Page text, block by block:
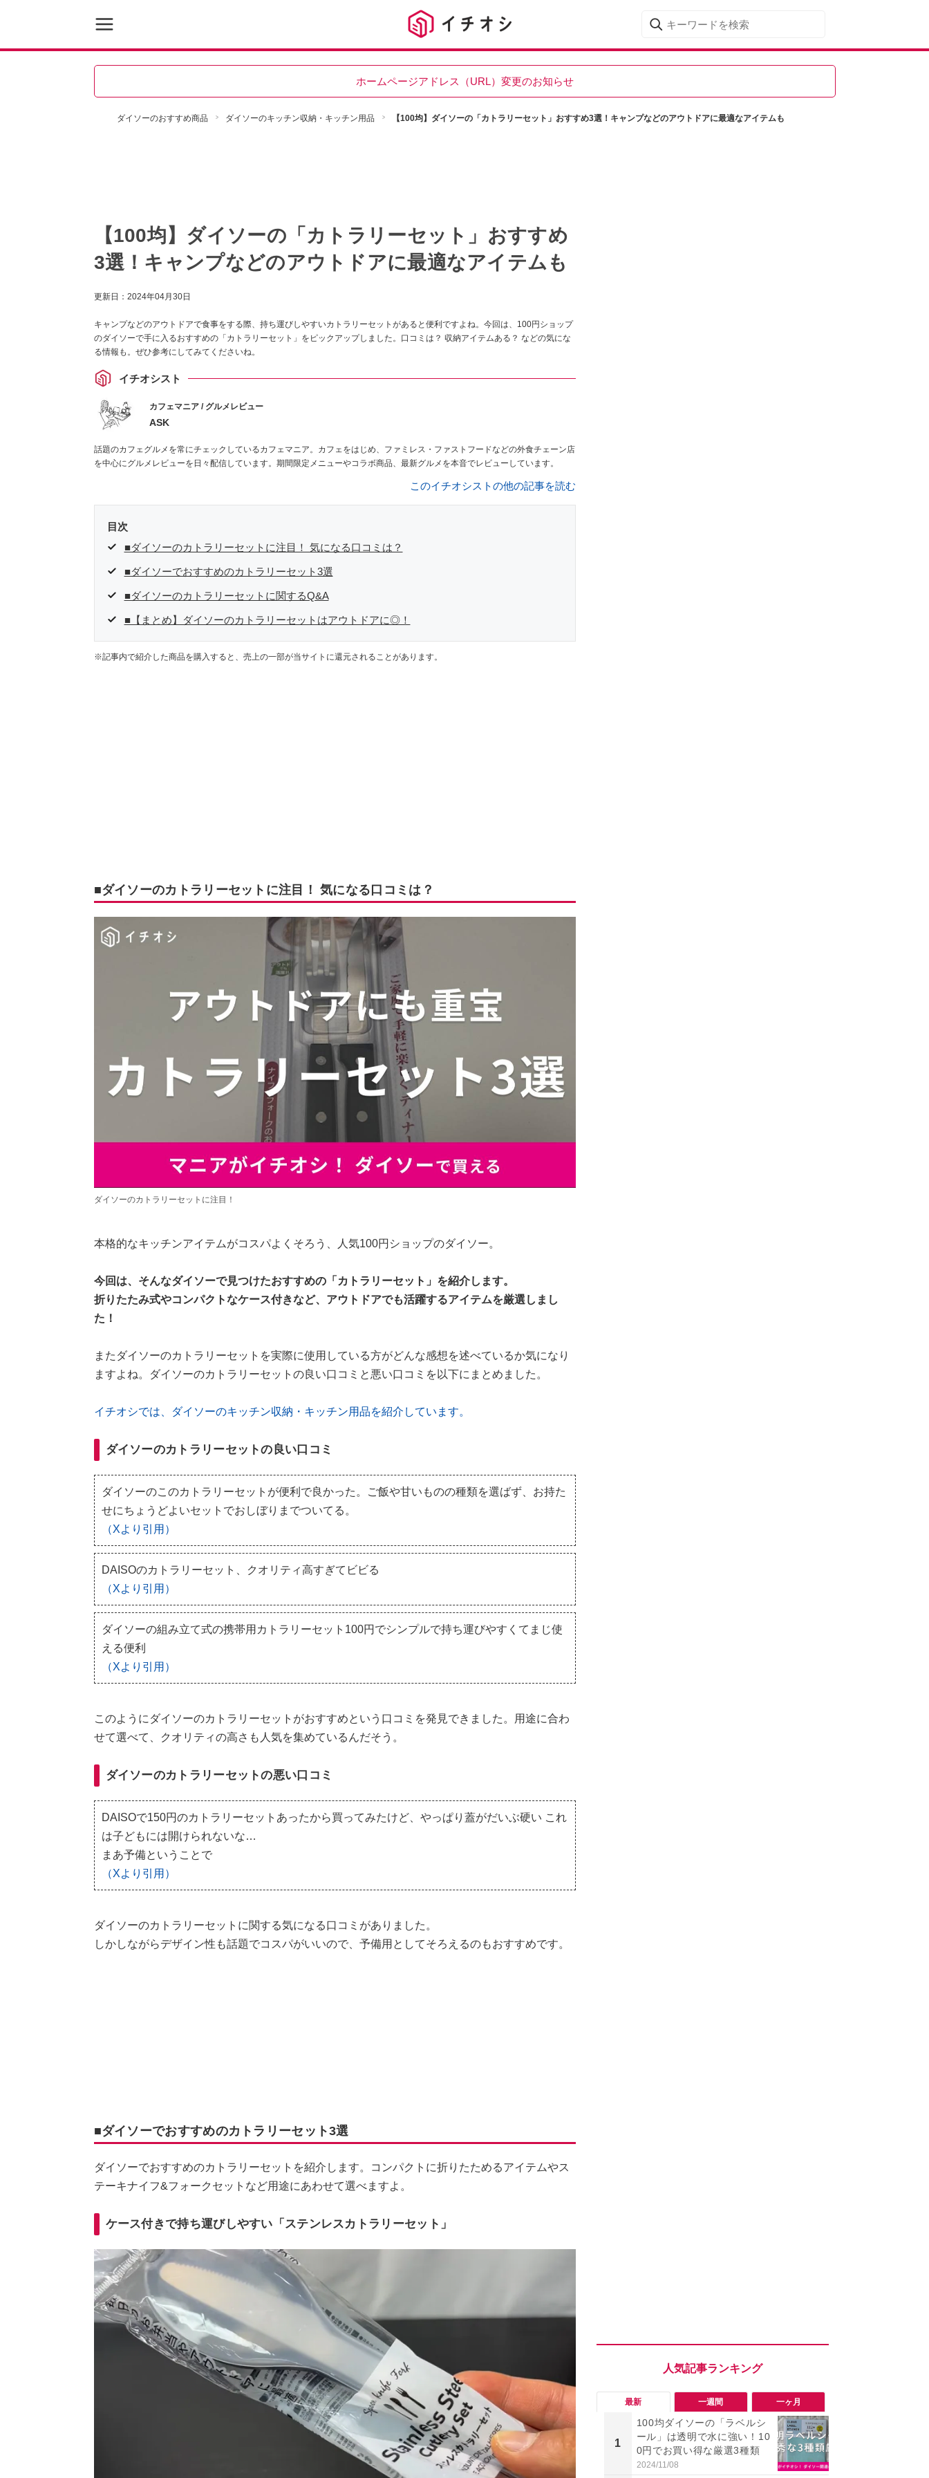
ホームページアドレス（URL）変更のお知らせ
ダイソーのおすすめ商品 ダイソーのキッチン収納・キッチン用品 【100均】ダイソーの「カトラリーセット」おすすめ3選！キャンプなどのアウトドアに最適なアイテムも
【100均】ダイソーの「カトラリーセット」おすすめ
3選！キャンプなどのアウトドアに最適なアイテムも
更新日： 2024年04月30日
キャンプなどのアウトドアで食事をする際、持ち運びしやすいカトラリーセットがあると便利ですよね。今回は、100円ショップ
のダイソーで手に入るおすすめの「カトラリーセット」をピックアップしました。口コミは？ 収納アイテムある？ などの気にな
る情報も。ぜひ参考にしてみてくださいね。
イチオシスト
カフェマニア / グルメレビュー
ASK
話題のカフェグルメを常にチェックしているカフェマニア。カフェをはじめ、ファミレス・ファストフードなどの外食チェーン店
を中心にグルメレビューを日々配信しています。期間限定メニューやコラボ商品、最新グルメを本音でレビューしています。
このイチオシストの他の記事を読む
目次
■ダイソーのカトラリーセットに注目！ 気になる口コミは？
■ダイソーでおすすめのカトラリーセット3選
■ダイソーのカトラリーセットに関するQ&A
■【まとめ】ダイソーのカトラリーセットはアウトドアに◎！
※記事内で紹介した商品を購入すると、売上の一部が当サイトに還元されることがあります。
■ダイソーのカトラリーセットに注目！ 気になる口コミは？
ダイソーのカトラリーセットに注目！
本格的なキッチンアイテムがコスパよくそろう、人気100円ショップのダイソー。
今回は、そんなダイソーで見つけたおすすめの「カトラリーセット」を紹介します。
折りたたみ式やコンパクトなケース付きなど、アウトドアでも活躍するアイテムを厳選しまし
た！
またダイソーのカトラリーセットを実際に使用している方がどんな感想を述べているか気になり
ますよね。ダイソーのカトラリーセットの良い口コミと悪い口コミを以下にまとめました。
イチオシでは、ダイソーのキッチン収納・キッチン用品を紹介しています。
ダイソーのカトラリーセットの良い口コミ
ダイソーのこのカトラリーセットが便利で良かった。ご飯や甘いものの種類を選ばず、お持た
せにちょうどよいセットでおしぼりまでついてる。
（Xより引用）
DAISOのカトラリーセット、クオリティ高すぎてビビる
（Xより引用）
ダイソーの組み立て式の携帯用カトラリーセット100円でシンプルで持ち運びやすくてまじ使
える便利
（Xより引用）
このようにダイソーのカトラリーセットがおすすめという口コミを発見できました。用途に合わ
せて選べて、クオリティの高さも人気を集めているんだそう。
ダイソーのカトラリーセットの悪い口コミ
DAISOで150円のカトラリーセットあったから買ってみたけど、やっぱり蓋がだいぶ硬い これ
は子どもには開けられないな…
まあ予備ということで
（Xより引用）
ダイソーのカトラリーセットに関する気になる口コミがありました。
しかしながらデザイン性も話題でコスパがいいので、予備用としてそろえるのもおすすめです。
■ダイソーでおすすめのカトラリーセット3選
ダイソーでおすすめのカトラリーセットを紹介します。コンパクトに折りたためるアイテムやス
テーキナイフ&フォークセットなど用途にあわせて選べますよ。
ケース付きで持ち運びしやすい「ステンレスカトラリーセット」
最新 一週間 一ヶ月
1
100均ダイソーの「ラベルシ
ール」は透明で水に強い！10
0円でお買い得な厳選3種類
2024/11/08